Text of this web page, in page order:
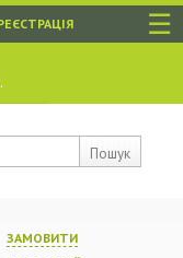
☰
Пошук
ЗАМОВИТИ